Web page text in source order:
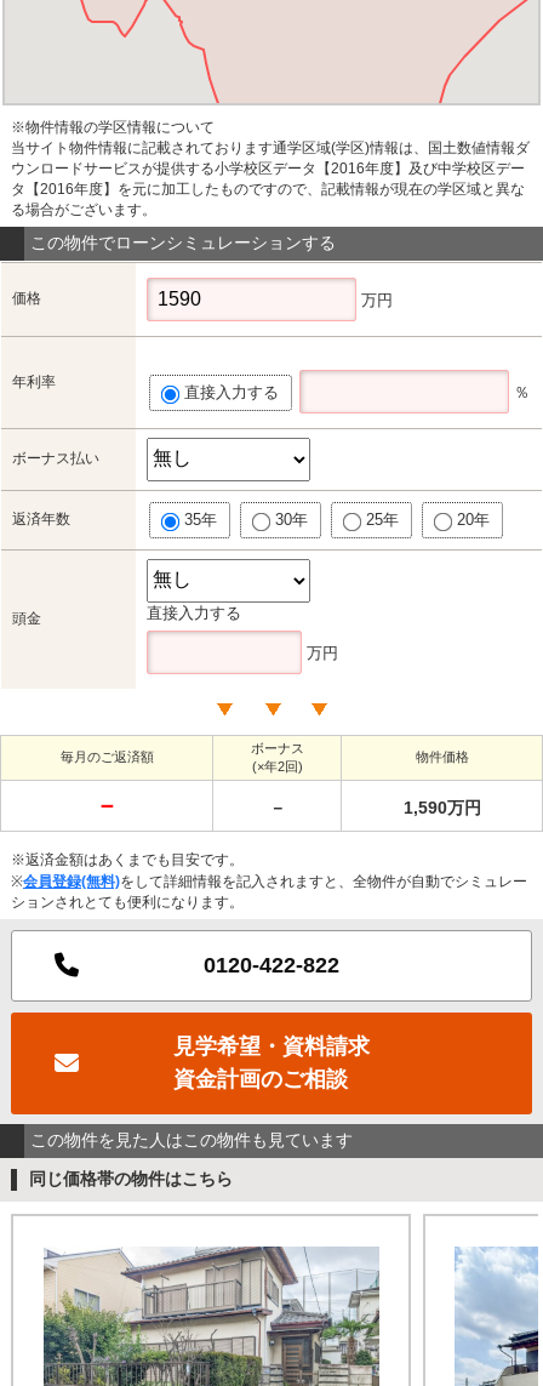
※物件情報の学区情報について
当サイト物件情報に記載されております通学区域(学区)情報は、国土数値情報ダ
ウンロードサービスが提供する小学校区データ【2016年度】及び中学校区デー
タ【2016年度】を元に加工したものですので、記載情報が現在の学区域と異な
る場合がございます。
この物件でローンシミュレーションする
価格 万円
年利率
直接入力する ％
ボーナス払い
返済年数 35年 30年 25年 20年
頭金 直接入力する
万円
毎月のご返済額
ボーナス
(×年2回)
物件価格
－ － 1,590万円
※返済金額はあくまでも目安です。
※会員登録(無料)をして詳細情報を記入されますと、全物件が自動でシミュレー
ションされとても便利になります。
0120-422-822
見学希望・資料請求
資金計画のご相談
この物件を見た人はこの物件も見ています
同じ価格帯の物件はこちら